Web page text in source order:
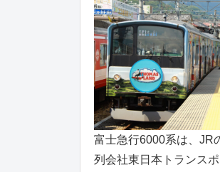
富士急行6000系は、JR
列会社東日本トランス